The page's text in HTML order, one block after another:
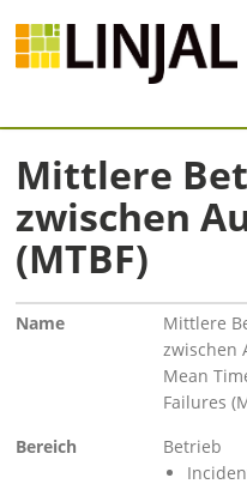
Mittlere
zwischen
(MTBF)
Name
Mittlere
zwischen
Mean
Failures
Bereich
Betrieb